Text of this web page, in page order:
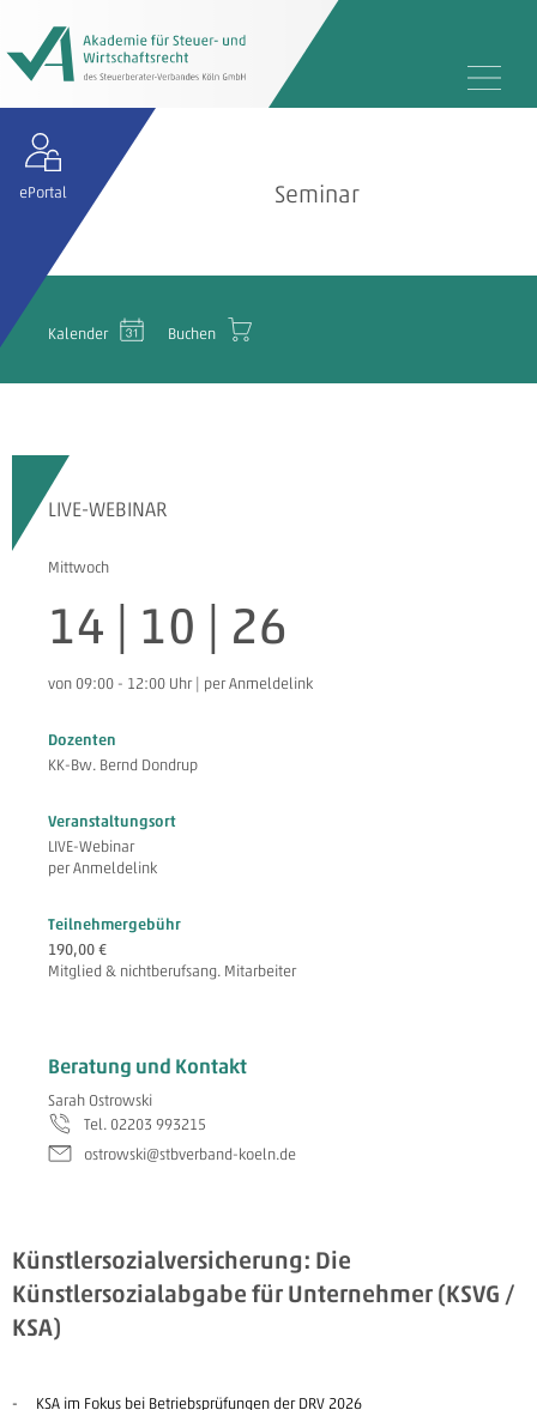
ePortal Seminar
Kalender Buchen
LIVE-WEBINAR
Mittwoch
14 | 10 | 26
von 09:00 - 12:00 Uhr | per Anmeldelink
Dozenten
KK-Bw. Bernd Dondrup
Veranstaltungsort
LIVE-Webinar
per Anmeldelink
Teilnehmergebühr
190,00 €
Mitglied & nichtberufsang. Mitarbeiter
Beratung und Kontakt
Sarah Ostrowski
Tel. 02203 993215
ostrowski@stbverband-koeln.de
Künstlersozialversicherung: Die
Künstlersozialabgabe für Unternehmer (KSVG /
KSA)
- KSA im Fokus bei Betriebsprüfungen der DRV 2026